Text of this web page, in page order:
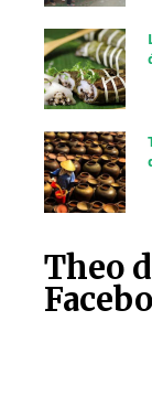
Theo